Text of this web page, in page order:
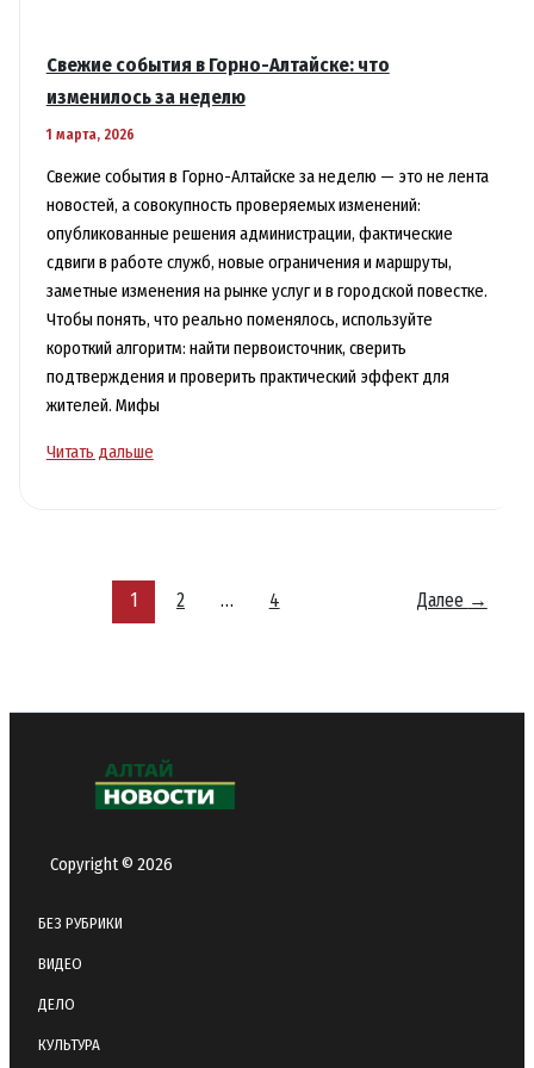
Свежие события в Горно-Алтайске: что
изменилось за неделю
1 марта, 2026
Свежие события в Горно-Алтайске за неделю — это не лента
новостей, а совокупность проверяемых изменений:
опубликованные решения администрации, фактические
сдвиги в работе служб, новые ограничения и маршруты,
заметные изменения на рынке услуг и в городской повестке.
Чтобы понять, что реально поменялось, используйте
короткий алгоритм: найти первоисточник, сверить
подтверждения и проверить практический эффект для
жителей. Мифы
Свежие
изменилось
Читать дальше
1 2 … 4 Далее →
Copyright © 2026
БЕЗ РУБРИКИ
ВИДЕО
ДЕЛО
КУЛЬТУРА